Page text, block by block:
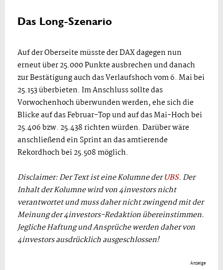
Das Long-Szenario
Auf der Oberseite müsste der DAX dagegen nun
erneut über 25.000 Punkte ausbrechen und danach
zur Bestätigung auch das Verlaufshoch vom 6. Mai bei
25.153 überbieten. Im Anschluss sollte das
Vorwochenhoch überwunden werden, ehe sich die
Blicke auf das Februar-Top und auf das Mai-Hoch bei
25.406 bzw. 25.438 richten würden. Darüber wäre
anschließend ein Sprint an das amtierende
Rekordhoch bei 25.508 möglich.
Disclaimer: Der Text ist eine Kolumne derUBS. Der
Inhalt der Kolumne wird von 4investors nicht
verantwortet und muss daher nicht zwingend mit der
Meinung der 4investors-Redaktion übereinstimmen.
Jegliche Haftung und Ansprüche werden daher von
4investors ausdrücklich ausgeschlossen!
Anzeige